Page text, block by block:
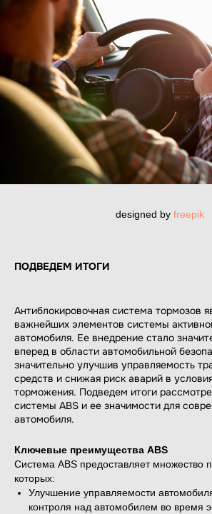
designed by freepik
ПОДВЕДЕМ ИТОГИ
Антиблокировочная система тормозов
важнейших элементов системы
автомобиля. Ее внедрение стало
вперед в области автомобильной
значительно улучшив управляемость
средств и снижая риск аварий в
торможения. Подведем итоги
системы ABS и ее значимости для
автомобиля.
Ключевые преимущества ABS
Система ABS предоставляет множество
которых:
Улучшение управляемости
контроля над автомобилем во время